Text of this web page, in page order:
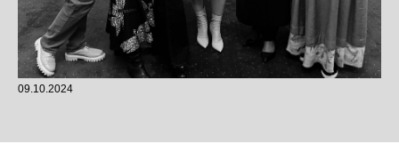
09.10.2024